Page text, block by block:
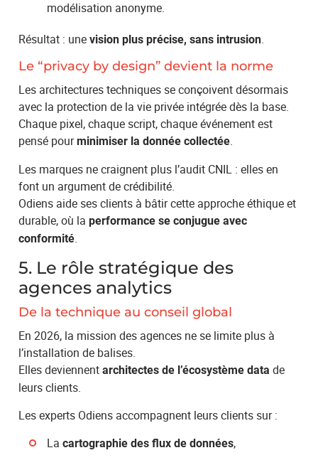
modélisation anonyme.
Résultat : unevision plus précise, sans intrusion.
Le “privacy by design” devient la norme
Les architectures techniques se conçoivent désormais
avec la protection de la vie privée intégrée dès la base.
Chaque pixel, chaque script, chaque événement est
pensé pourminimiser la donnée collectée.
Les marques ne craignent plus l’audit CNIL : elles en
font un argument de crédibilité.
Odiens aide ses clients à bâtir cette approche éthique et
durable, où laperformance se conjugue avec
conformité.
5. Le rôle stratégique des
agences analytics
De la technique au conseil global
En 2026, la mission des agences ne se limite plus à
l’installation de balises.
Elles deviennentarchitectes de l’écosystème data de
leurs clients.
Les experts Odiens accompagnent leurs clients sur :
Lacartographie des flux de données,